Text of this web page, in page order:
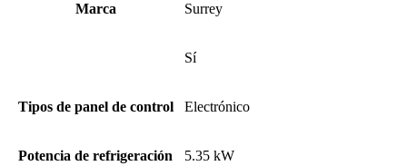
Marca Surrey
Sí
Tipos de panel de control Electrónico
Potencia de refrigeración 5.35 kW